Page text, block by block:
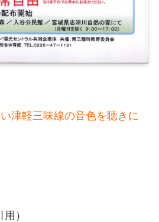
津軽三味線の音色を聴きに
）